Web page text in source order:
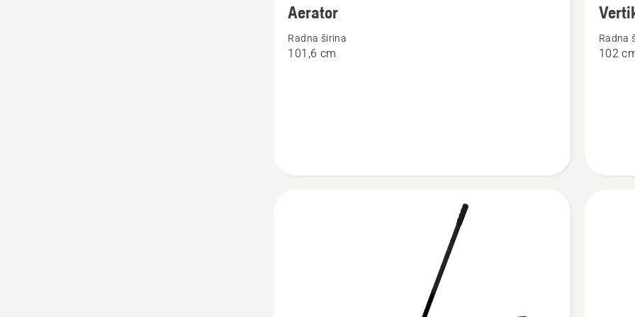
detalja
Aerator
Aerator
Radna širina
101,6 cm
detalja
Radna
102